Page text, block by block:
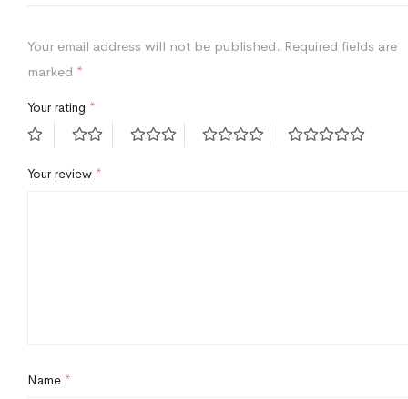
Your email address will not be published. Required fields are
marked *
Your rating *
Your review *
Name *